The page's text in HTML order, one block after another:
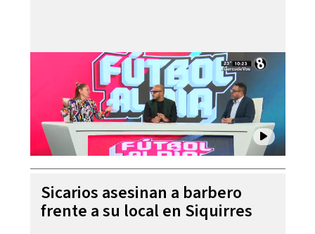
Sicarios asesinan a barbero
frente a su local en Siquirres